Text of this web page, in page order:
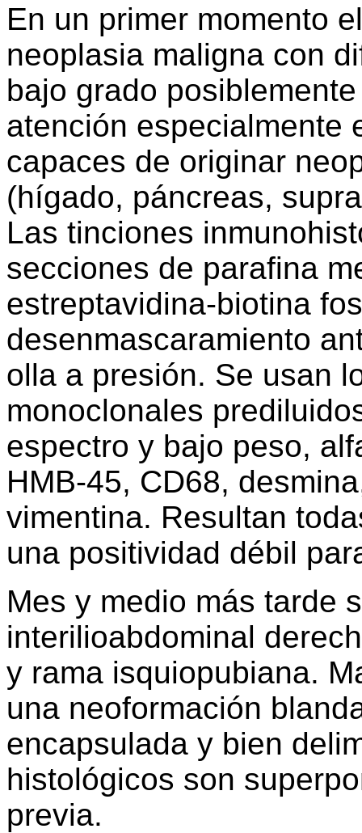
En un primer momento
neoplasia maligna con
bajo grado
atención especialmente
capaces de originar
(hígado, páncreas,
Las tinciones
secciones de parafina
estreptavidina-biotina
desenmascaramiento
olla a presión. Se usan
monoclonales
espectro y bajo peso,
HMB-45, CD68,
vimentina. Resultan
una positividad débil
Mes y medio más tarde
interilioabdominal
y rama isquiopubiana.
una neoformación
encapsulada y bien
histológicos son
previa.